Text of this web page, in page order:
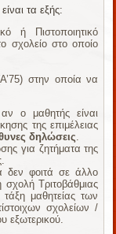
τα εξής:
ή Πιστοποιητικό
σχολείο στο οποίο
στην οποία να
ο μαθητής είναι
της επιμέλειας
δηλώσεις
για ζητήματα της
δεν φοιτά σε άλλο
Τριτοβάθμιας
μαθητείας των
σχολείων /
εξωτερικού.